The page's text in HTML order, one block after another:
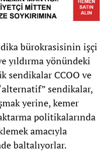
bürokrasisinin işçi
yıldırma yönündeki
sendikalar CCOO ve
sendikalar,
yerine, kemer
politikalarında
amacıyla
baltalıyorlar.